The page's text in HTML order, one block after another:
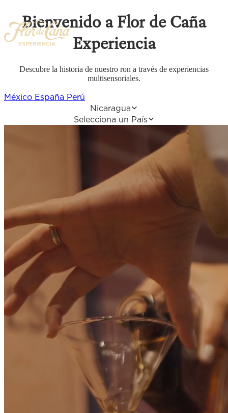
Eventos Privados
Dónde Estamos
Eventos Flor de Caña
Bienvenidoa Flor de Caña
Experiencia
Descubre la historia de nuestro ron a través de experiencias
multisensoriales.
México España Perú
Nicaragua
Selecciona un País